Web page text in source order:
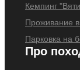
Кемпинг
Проживание
Парковка на
Про